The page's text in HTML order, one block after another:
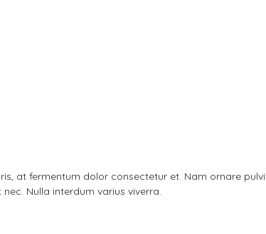
at fermentum dolor consectetur et. Nam ornare
Nulla interdum varius viverra.